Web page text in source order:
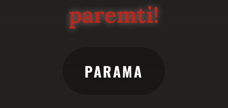
paremti!
PARAMA